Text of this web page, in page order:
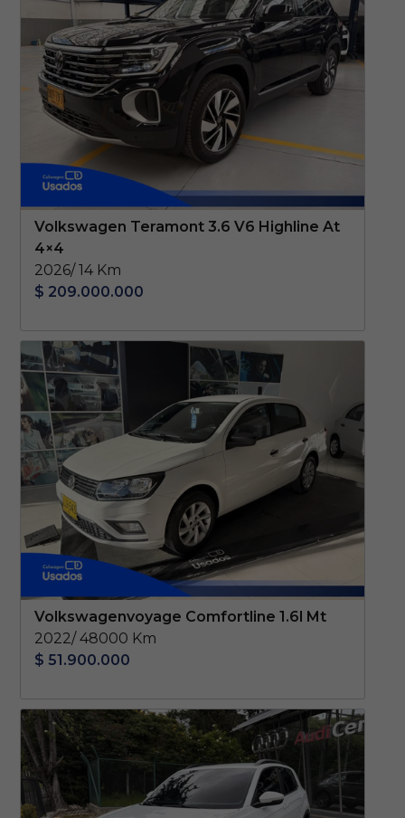
Volkswagen Teramont 3.6 V6 Highline At
4×4
2026/ 14 Km
$ 209.000.000
Volkswagenvoyage Comfortline 1.6l Mt
2022/ 48000 Km
$ 51.900.000